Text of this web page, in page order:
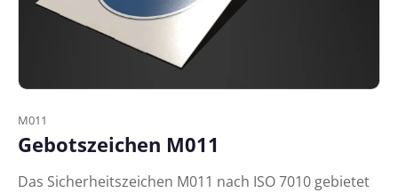
M011
Gebotszeichen M011
Das Sicherheitszeichen M011 nach ISO 7010 gebietet